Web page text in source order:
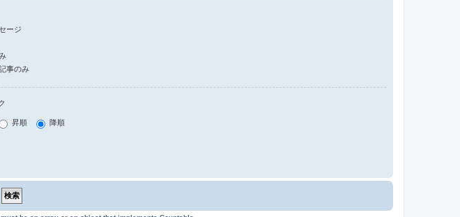
ージ
事のみ
昇順 降順